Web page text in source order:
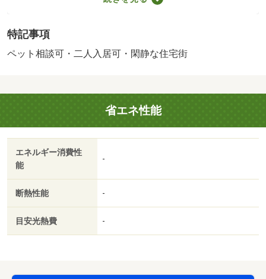
ペット条件：小型犬可／猫可・他交通手段：近鉄けいはん
し・駐輪場：有・仲介手数料：１．１ヶ月/室内清掃費
用 80000円
特記事項
ペット相談可・二人入居可・閑静な住宅街
省エネ性能
エネルギー消費性
能
-
断熱性能 -
目安光熱費 -